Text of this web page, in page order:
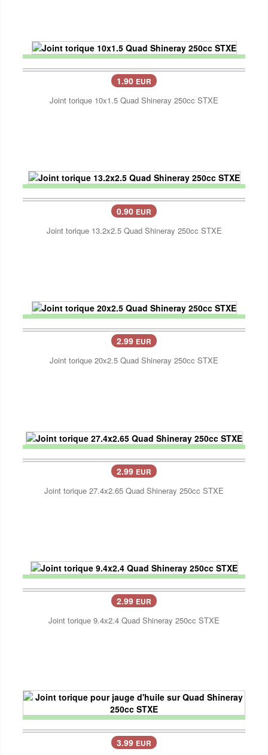
1.90 EUR
Joint torique 10x1.5 Quad Shineray 250cc STXE
0.90 EUR
Joint torique 13.2x2.5 Quad Shineray 250cc STXE
2.99 EUR
Joint torique 20x2.5 Quad Shineray 250cc STXE
2.99 EUR
Joint torique 27.4x2.65 Quad Shineray 250cc STXE
2.99 EUR
Joint torique 9.4x2.4 Quad Shineray 250cc STXE
3.99 EUR